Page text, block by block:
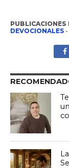
PUBLICACIONES
DEVOCIONALES-